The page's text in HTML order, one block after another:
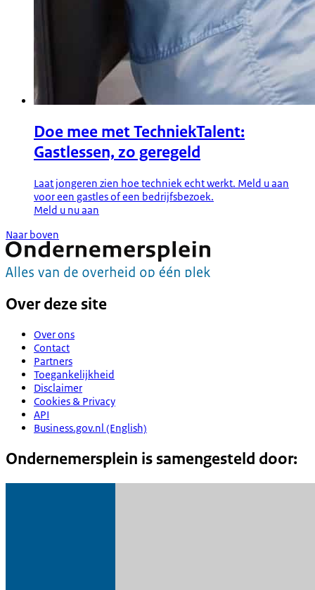
Doe mee met TechniekTalent:
Gastlessen, zo geregeld
Laat jongeren zien hoe techniek echt werkt. Meld u aan
voor een gastles of een bedrijfsbezoek.
Meld u nu aan
Naar boven
Over deze site
Over ons
Contact
Partners
Toegankelijkheid
Disclaimer
Cookies & Privacy
API
Business.gov.nl (English)
Ondernemersplein is samengesteld door: